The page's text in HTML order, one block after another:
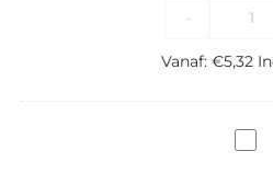
-
Vanaf: €5,32